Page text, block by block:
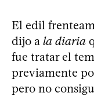
El edil
dijo a la diaria
fue tratar el
previamente
pero no